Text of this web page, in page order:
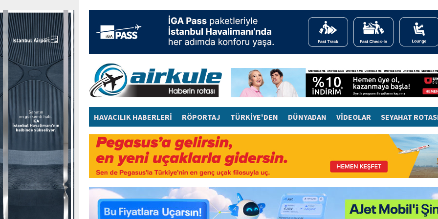
HAVACILIK HABERLERİ RÖPORTAJ TÜRKİYE'DEN DÜNYADAN VİDEOLAR SEYAHAT